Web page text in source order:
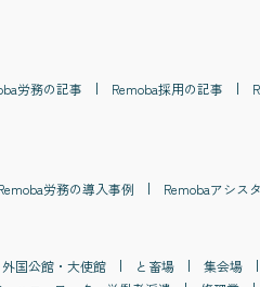
労務の記事 Remoba採用の記事
労務の導入事例 Remobaアシス
外国公館・大使館 と畜場 集会場